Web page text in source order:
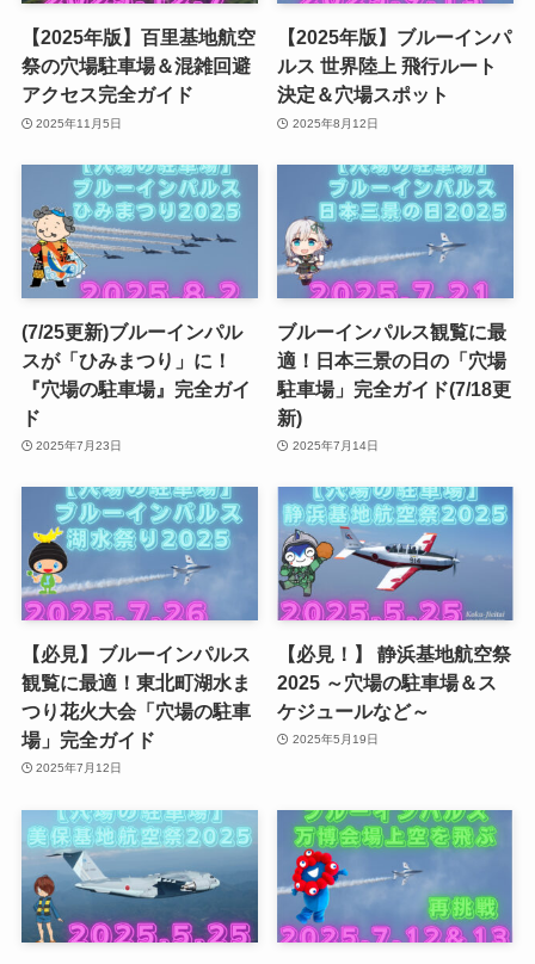
【2025年版】百里基地航空
祭の穴場駐車場＆混雑回避
アクセス完全ガイド
2025年11月5日
【2025年版】ブルーインパ
ルス 世界陸上 飛行ルート
決定＆穴場スポット
2025年8月12日
(7/25更新)ブルーインパル
スが「ひみまつり」に！
『穴場の駐車場』完全ガイ
ド
2025年7月23日
ブルーインパルス観覧に最
適！日本三景の日の「穴場
駐車場」完全ガイド(7/18更
新)
2025年7月14日
【必見】ブルーインパルス
観覧に最適！東北町湖水ま
つり花火大会「穴場の駐車
場」完全ガイド
2025年7月12日
【必見！】 静浜基地航空祭
2025 ～穴場の駐車場＆ス
ケジュールなど～
2025年5月19日